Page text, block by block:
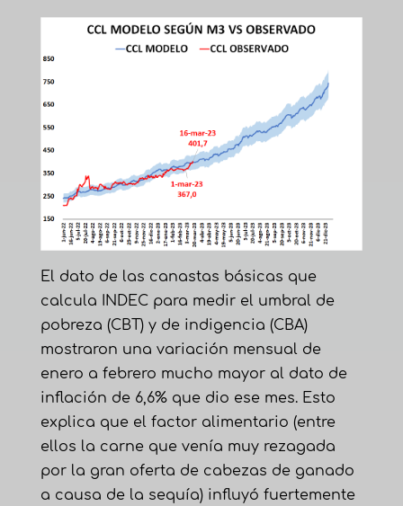
El dato de las canastas básicas que
calcula INDEC para medir el umbral de
pobreza (CBT) y de indigencia (CBA)
mostraron una variación mensual de
enero a febrero mucho mayor al dato de
inflación de 6,6% que dio ese mes. Esto
explica que el factor alimentario (entre
ellos la carne que venía muy rezagada
por la gran oferta de cabezas de ganado
a causa de la sequía) influyó fuertemente